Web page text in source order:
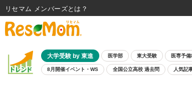
大学受験 by 東進 医学部 東大受験 医専予
8月開催イベント・WS 全国公立高校 過去問 人気記
リセマム メンバーズ